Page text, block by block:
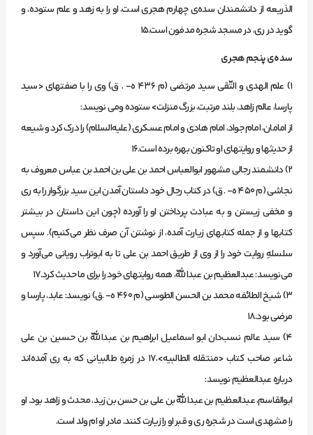
الذريعه از دانشمندان سده‌ي چهارم هجري است، او را به زهد و علم ستوده، و
گويد در ري، در مسجد شجره مدفون است.15
سده‌ي‌ پنجم‌ هجري‌
1) علم‌ الهدي‌ و التّقي‌ سيد مرتضي‌ (م‌ 436 ه- . ق) وي‌ را با صفتهاي‌ <سيد
پارسا، عالم‌ زاهد، بلند مرتبت، بزرگ‌ منزلت> ستوده‌ و‌مي نويسد:
از امامان، امام‌ جواد، امام‌ هادي‌ و امام‌ عسكري‌ (عليه‌السلام) را درك‌ كرد و شيعه‌
از حديثها و روايتهاي‌ او تاكنون‌ بهره‌ برده‌ است.16
2) دانشمند رجالي‌ مشهور ابوالعباس‌ احمد بن‌ علي‌ بن‌ احمد بن‌ عباس‌ معروف‌ به‌
نجاشي‌ (م‌ 450 ه- . ق) در كتاب‌ رجال‌ خود داستان‌ آمدن‌ اين‌ سيد بزرگوار را به‌ ري‌
و مخفي‌ زيستن‌ و به‌ عبادت‌ پرداختن‌ او را آورده‌ (چون‌ اين‌ داستان‌ در بيشتر
كتابها و از جمله‌ كتابهاي‌ زيارت‌ آمده، از نوشتن‌ آن‌ صرف‌ نظر مي‌كنيم). سپس‌
سلسلهِ‌ روايت‌ خود را از وي‌ از طريق‌ احمد بن‌ علي‌ تا به‌ ابوتراب‌ روياني‌ مي‌آورد و
مي‌نويسد: عبدالعظيم‌ بن‌ عبداللّه، همه‌ روايتهاي‌ خود را براي‌ ما حديث‌ كرد.17
3) شيخ‌ الطائفه‌ محمد بن‌ الحسن‌ الطوسي‌ (م‌ 460 ه- .‌ق) نويسد: عابد، پارسا و
مرضي‌ بود.18
4) سيد عالم‌ نسب‌دان‌ ابو اسماعيل‌ ابراهيم‌ بن‌ عبداللّه‌ بن‌ حسين‌ بن‌ علي‌
شاعر، صاحب‌ كتاب‌ <منتقله‌ الطالبيه>،17 در زمرهِ‌ طالبياني‌ كه‌ به‌ ري‌ آمده‌اند
دربارهِ‌ عبدالعظيم‌ نويسد:
ابوالقاسم، عبدالعظيم‌ بن‌ عبداللّه‌ بن‌ علي‌ بن‌ حسن‌ بن‌ زيد، محدث‌ و زاهد بود. او
را مشهدي‌ است‌ در شجرهِ‌ ري‌ و قبر او را زيارت‌ كنند. مادر او ام‌ ولد است.